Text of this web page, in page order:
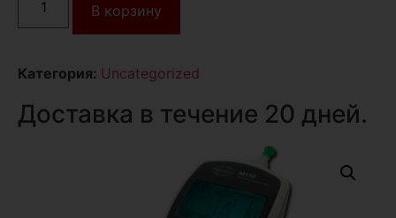
В корзину
Категория: Uncategorized
Доставка в течение 20 дней.